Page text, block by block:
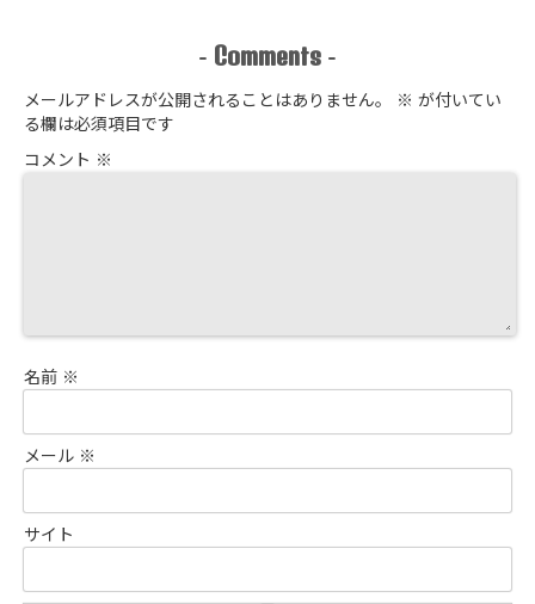
- Comments -
メールアドレスが公開されることはありません。 ※ が付いてい
る欄は必須項目です
コメント ※
名前 ※
メール ※
サイト